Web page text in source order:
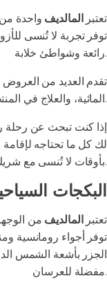
تعتبر المالديف واحدة
توفر تجربة لا تُنسى
رائعة وشواطئ خلابة.
تقدم العديد من العروض
المائية، والعلاج في المنتجعات الصحية.
إذا كنت تبحث عن رحلة
لك كل ما تحتاجه لإقامة
بأوقات لا تُنسى مع شريك حياتك.
البكجات
تعتبر المالديف من
توفر أجواء رومانسية
الجزر بأشعة الشمس
مفضلة للعرسان.